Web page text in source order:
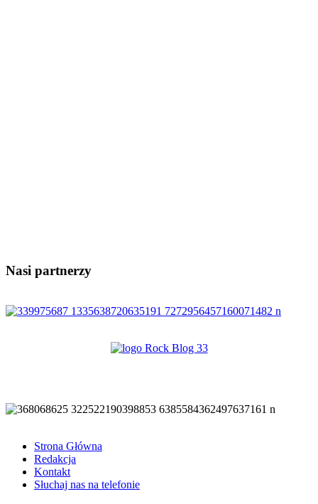
Nasi partnerzy
Strona Główna
Redakcja
Kontakt
Słuchaj nas na telefonie